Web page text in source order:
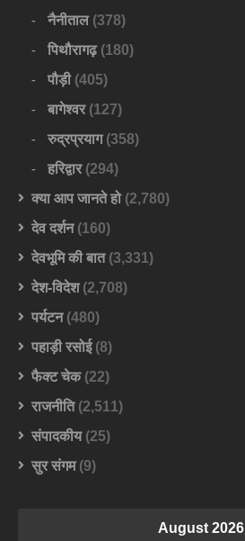
नैनीताल(378)
पिथौरागढ़(180)
पौड़ी(405)
बागेश्वर(127)
रुद्रप्रयाग(358)
हरिद्वार(294)
क्या आप जानते हो(2,780)
देव दर्शन(160)
देवभूमि की बात(3,331)
देश-विदेश(2,708)
पर्यटन(480)
पहाड़ी रसोई(8)
फैक्ट चेक(22)
राजनीति(2,511)
संपादकीय(25)
सुर संगम(9)
August 2026